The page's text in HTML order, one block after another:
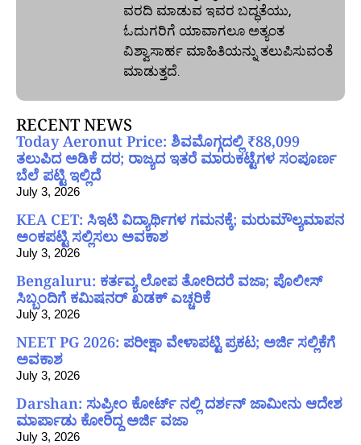
ವರದಿ ಮಾಡುವ ಇವರ ಬದ್ಧತೆಯು,
ಓದುಗರಿಗೆ ಯಾವಾಗಲೂ ಅತ್ಯಂತ
ವಿಶ್ವಾಸಾರ್ಹ ಮಾಹಿತಿಯನ್ನು ತಲುಪಿಸುವಂತೆ
ಮಾಡುತ್ತದೆ.
RECENT NEWS
Today Aeronut Price: ಶಿವಮೊಗ್ಗದಲ್ಲಿ ₹88,099
ತಲುಪಿದ ಅಡಿಕೆ ದರ; ರಾಜ್ಯದ ಇತರೆ ಮಾರುಕಟ್ಟೆಗಳ ಸಂಪೂರ್ಣ
ಬೆಲೆ ಪಟ್ಟಿ ಇಲ್ಲಿದೆ
July 3, 2026
KEA CET: ಸಿಇಟಿ ವಿದ್ಯಾರ್ಥಿಗಳ ಗಮನಕ್ಕೆ; ಮರುಮೌಲ್ಯಮಾಪನ
ಅಂಕಪಟ್ಟಿ ಸಲ್ಲಿಸಲು ಅವಕಾಶ
July 3, 2026
Bengaluru: ಕರ್ತವ್ಯ ಲೋಪ ತೋರಿದರೆ ವಜಾ; ಪೊಲೀಸ್
ಸಿಬ್ಬಂದಿಗೆ ಕಮಿಷನರ್ ಖಡಕ್ ಎಚ್ಚರಿಕೆ
July 3, 2026
NEET PG 2026: ಪರೀಕ್ಷಾ ವೇಳಾಪಟ್ಟಿ ಪ್ರಕಟ; ಅರ್ಜಿ ಸಲ್ಲಿಕೆಗೆ
ಅವಕಾಶ
July 3, 2026
Darshan: ಸುಪ್ರೀಂ ಕೋರ್ಟ್ ನಲ್ಲಿ ದರ್ಶನ್ ಜಾಮೀನು ಆದೇಶ
ಮಾರ್ಪಾಡು ಕೋರಿದ್ದ ಅರ್ಜಿ ವಜಾ
July 3, 2026